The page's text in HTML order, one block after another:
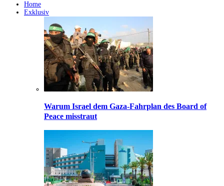
Home
Exklusiv
Warum Israel dem Gaza-Fahrplan des Board of
Peace misstraut